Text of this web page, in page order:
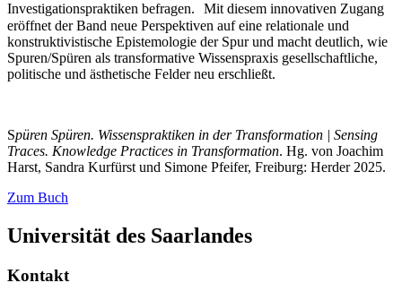
Investigationspraktiken befragen. Mit diesem innovativen Zugang
eröffnet der Band neue Perspektiven auf eine relationale und
konstruktivistische Epistemologie der Spur und macht deutlich, wie
Spuren/Spüren als transformative Wissenspraxis gesellschaftliche,
politische und ästhetische Felder neu erschließt.
Spüren Spüren. Wissenspraktiken in der Transformation | Sensing
Traces. Knowledge Practices in Transformation. Hg. von Joachim
Harst, Sandra Kurfürst und Simone Pfeifer, Freiburg: Herder 2025.
Zum Buch
Universität des Saarlandes
Kontakt